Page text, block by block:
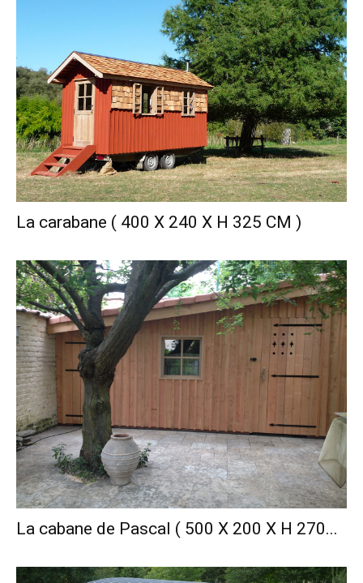
La carabane ( 400 X 240 X H 325 CM )
La cabane de Pascal ( 500 X 200 X H 270...